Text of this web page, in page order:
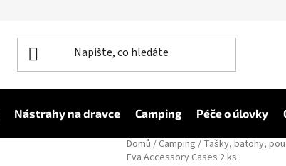
Nástrahy na dravce Camping Péče o úlovky
Domů/Camping /Tašky, batohy,
Eva Accessory Cases 2 ks